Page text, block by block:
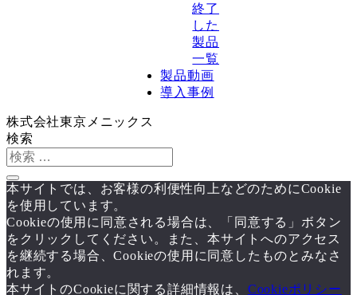
終了
した
製品
一覧
製品動画
導入事例
株式会社東京メニックス
検索
本サイトでは、お客様の利便性向上などのためにCookie
を使用しています。
Cookieの使用に同意される場合は、「同意する」ボタン
をクリックしてください。また、本サイトへのアクセス
を継続する場合、Cookieの使用に同意したものとみなさ
れます。
本サイトのCookieに関する詳細情報は、 Cookieポリシー